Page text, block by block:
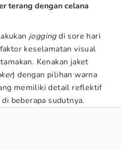
terang dengan celana
joggingdi sore hari
keselamatan visual
Kenakan jaket
) dengan pilihan warna
memiliki detail reflektif
di beberapa sudutnya.